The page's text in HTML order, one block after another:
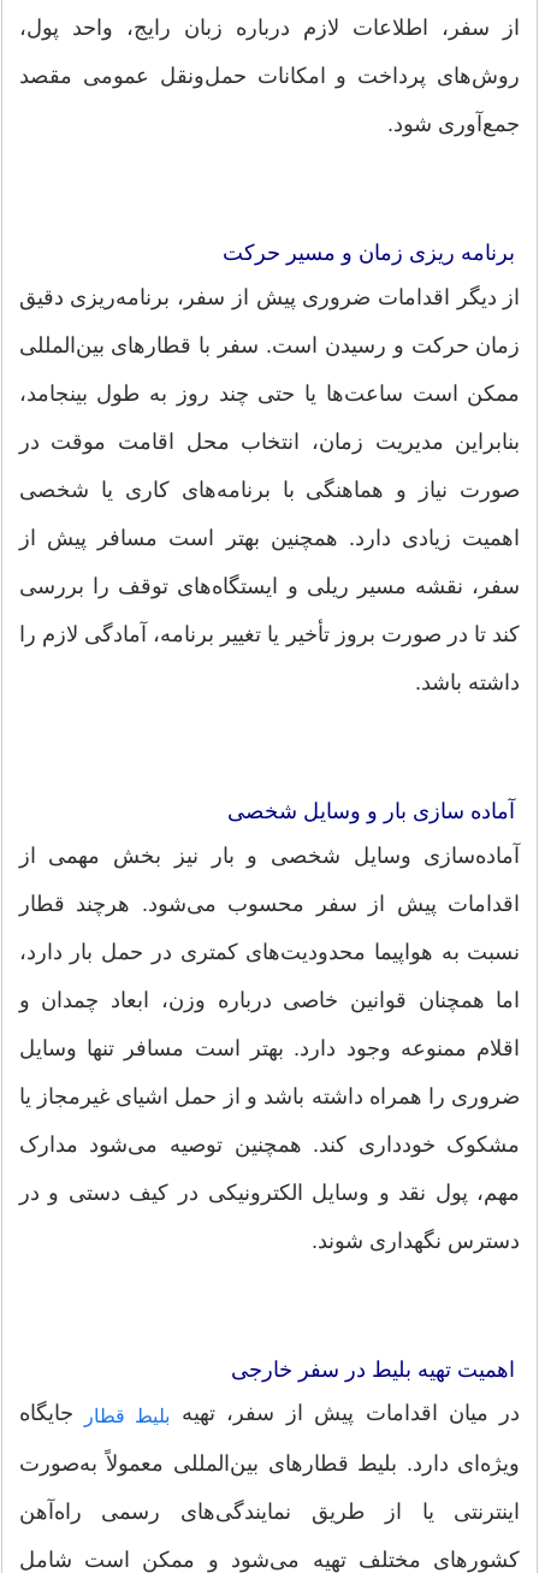
از سفر، اطلاعات لازم درباره زبان رایج، واحد پول،
روش‌های پرداخت و امکانات حمل‌ونقل عمومی مقصد
جمع‌آوری شود.
برنامه ‌ریزی زمان و مسیر حرکت
از دیگر اقدامات ضروری پیش از سفر، برنامه‌ریزی دقیق
زمان حرکت و رسیدن است. سفر با قطارهای بین‌المللی
ممکن است ساعت‌ها یا حتی چند روز به طول بینجامد،
بنابراین مدیریت زمان، انتخاب محل اقامت موقت در
صورت نیاز و هماهنگی با برنامه‌های کاری یا شخصی
اهمیت زیادی دارد. همچنین بهتر است مسافر پیش از
سفر، نقشه مسیر ریلی و ایستگاه‌های توقف را بررسی
کند تا در صورت بروز تأخیر یا تغییر برنامه، آمادگی لازم را
داشته باشد.
آماده ‌سازی بار و وسایل شخصی
آماده‌سازی وسایل شخصی و بار نیز بخش مهمی از
اقدامات پیش از سفر محسوب می‌شود. هرچند قطار
نسبت به هواپیما محدودیت‌های کمتری در حمل بار دارد،
اما همچنان قوانین خاصی درباره وزن، ابعاد چمدان و
اقلام ممنوعه وجود دارد. بهتر است مسافر تنها وسایل
ضروری را همراه داشته باشد و از حمل اشیای غیرمجاز یا
مشکوک خودداری کند. همچنین توصیه می‌شود مدارک
مهم، پول نقد و وسایل الکترونیکی در کیف دستی و در
دسترس نگهداری شوند.
اهمیت تهیه بلیط در سفر خارجی
در میان اقدامات پیش از سفر، تهیه
بلیط قطار جایگاه
ویژه‌ای دارد. بلیط قطارهای بین‌المللی معمولاً به‌صورت
اینترنتی یا از طریق نمایندگی‌های رسمی راه‌آهن
کشورهای مختلف تهیه می‌شود و ممکن است شامل